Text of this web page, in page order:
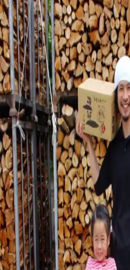
金七商店
お客様に、
きちんとお届け
ただいま、オンラインショ
販売再開のお知らせは、公
公式LINEに登録する
ご注文などのお問い合わせ
ご注文や商品については、
公式サイトhttp://
ルinfo@kaneshichi.co.jp